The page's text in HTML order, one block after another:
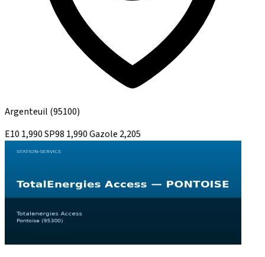
Argenteuil (95100)
E10 1,990SP98 1,990Gazole 2,205